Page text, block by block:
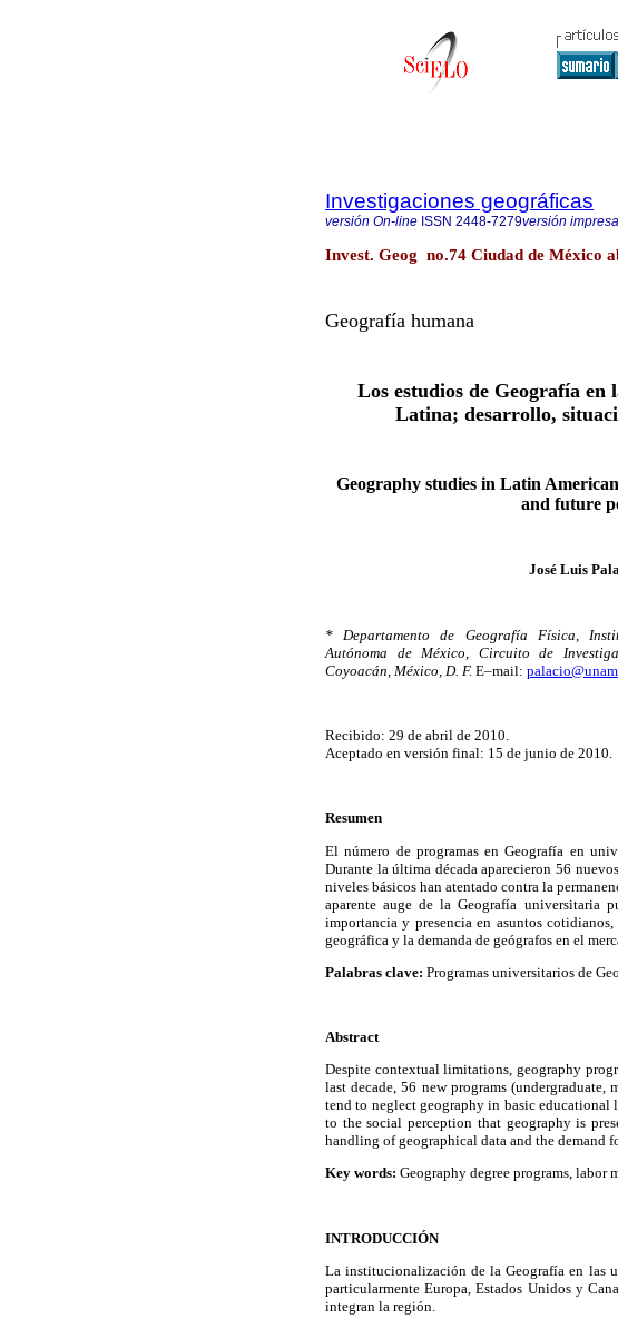
Investigaciones geográficas
versión On-line ISSN 2448-7279versión impresa
Invest. Geog no.74 Ciudad de México
Geografía humana
Los estudios de Geografía en
Latina; desarrollo,
Geography studies in Latin
and future
José Luis
* Departamento de Geografía Física,
Autónoma de México, Circuito de
Coyoacán, México, D. F. E–mail:
Recibido: 29 de abril de 2010.
Aceptado en versión final: 15 de junio de 2010.
Resumen
El número de programas en Geografía en
Durante la última década aparecieron 56
niveles básicos han atentado contra la
aparente auge de la Geografía universitaria
importancia y presencia en asuntos
geográfica y la demanda de geógrafos en el
Palabras clave: Programas universitarios de
Abstract
Despite contextual limitations, geography
last decade, 56 new programs
tend to neglect geography in basic
to the social perception that geography is
handling of geographical data and the demand
Key words: Geography degree programs, labor
INTRODUCCIÓN
La institucionalización de la Geografía en las
particularmente Europa, Estados Unidos y
integran la región.